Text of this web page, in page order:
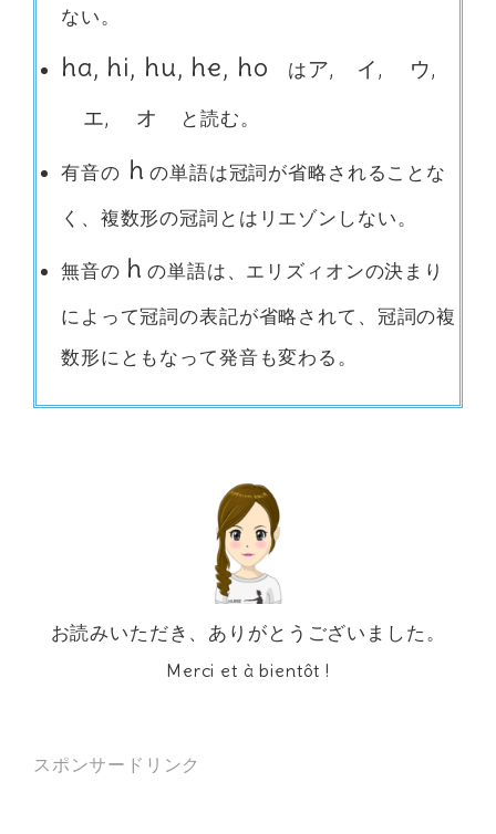
ない。
ha, hi, hu, he, ho はア, イ, ウ,
エ, オ
と読む。
有音の h の単語は冠詞が省略されることな
く、複数形の冠詞とはリエゾンしない。
無音の h の単語は、エリズィオンの決まり
によって冠詞の表記が省略されて、冠詞の複
数形にともなって発音も変わる。
お読みいただき、ありがとうございました。
Merci et à bientôt !
スポンサードリンク